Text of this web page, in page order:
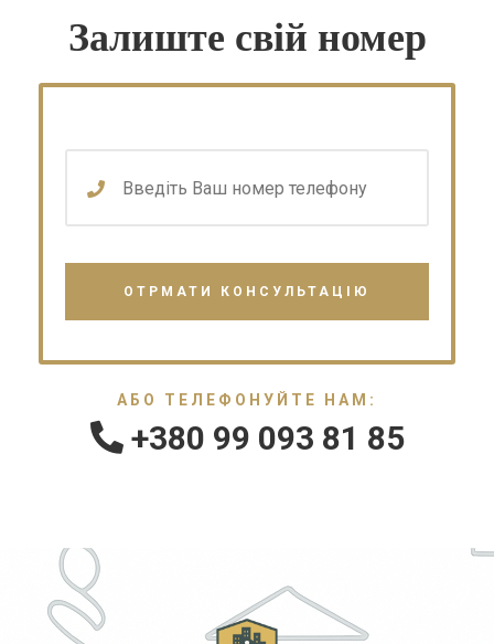
Залиште свій номер
АБО ТЕЛЕФОНУЙТЕ НАМ:
+380 99 093 81 85